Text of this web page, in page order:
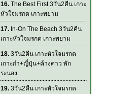
16. The Best First 3วัน2คืน เกาะ
หัวใจมรกต เกาะพยาม
17. In-On The Beach 3วัน2คืน
เกาะหัวใจมรกต เกาะพยาม
18. 3วัน2คืน เกาะหัวใจมรกต
เกาะกำ+ญี่ปุ่น+ค้างคาว พัก
ระนอง
19. 3วัน2คืน เกาะหัวใจมรกต